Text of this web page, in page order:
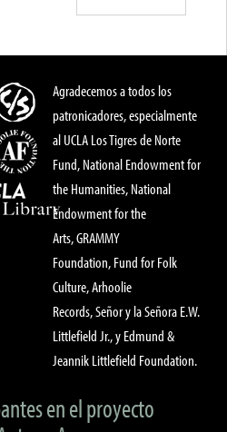
Agradecemos a todos los
patronicadores, especialmente
al UCLA Los Tigres de Norte
Fund, National Endowment for
the Humanities, National
Endowment for the
Arts, GRAMMY
Foundation, Fund for Folk
Culture, Arhoolie
Records, Señor y la Señora E.W.
Littlefield Jr., y Edmund &
Jeannik Littlefield Foundation.
en el proyecto